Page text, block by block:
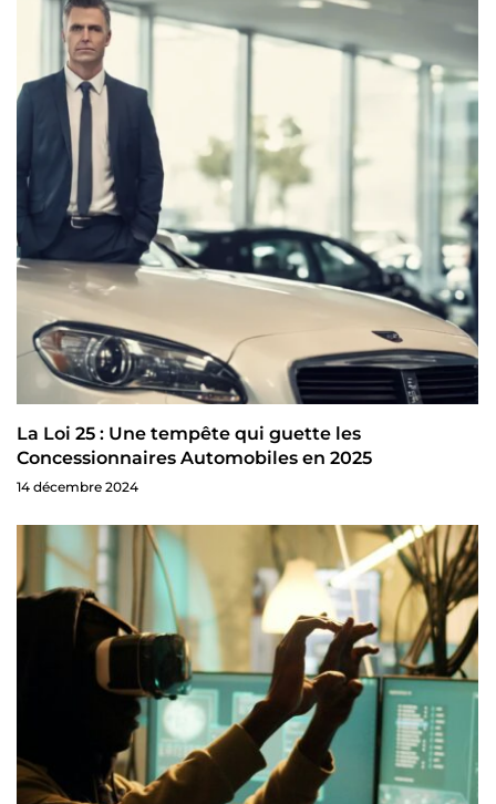
La Loi 25 : Une tempête qui guette les
Concessionnaires Automobiles en 2025
14 décembre 2024